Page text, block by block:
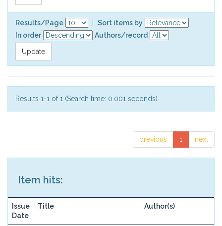
Results/Page
Sort items by
In order
Authors/record
Results 1-1 of 1 (Search time: 0.001 seconds).
previous 1 next
Item hits:
Issue
Date
Title Author(s)